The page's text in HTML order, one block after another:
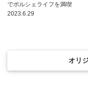
でポルシェライフを満喫
2023.6.29
オリ